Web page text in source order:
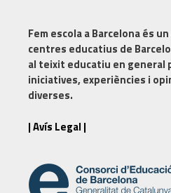
Fem escola a Barcelonaés
centres educatius de
al teixit educatiu en general
iniciatives, experiències i
diverses.
| Avís Legal |